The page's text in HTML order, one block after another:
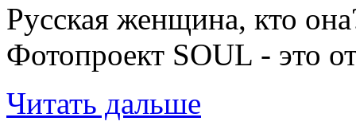
Русская женщина, кто
Фотопроект SOUL - это
Читать дальше